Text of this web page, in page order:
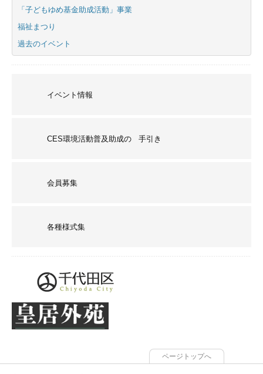
「子どもゆめ基金助成活動」事業
福祉まつり
過去のイベント
イベント情報
CES環境活動普及助成の 手引き
会員募集
各種様式集
ページトップへ